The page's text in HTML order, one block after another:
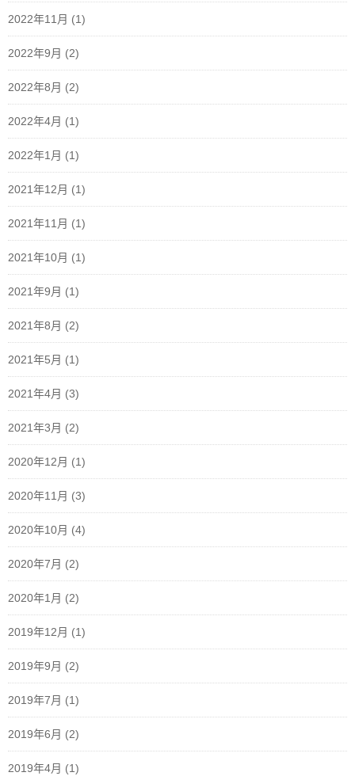
2022年11月 (1)
2022年9月 (2)
2022年8月 (2)
2022年4月 (1)
2022年1月 (1)
2021年12月 (1)
2021年11月 (1)
2021年10月 (1)
2021年9月 (1)
2021年8月 (2)
2021年5月 (1)
2021年4月 (3)
2021年3月 (2)
2020年12月 (1)
2020年11月 (3)
2020年10月 (4)
2020年7月 (2)
2020年1月 (2)
2019年12月 (1)
2019年9月 (2)
2019年7月 (1)
2019年6月 (2)
2019年4月 (1)